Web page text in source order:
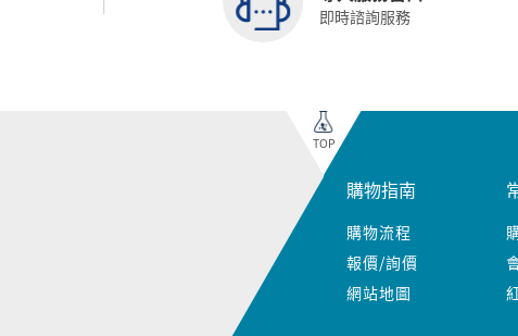
即時諮詢服務
TOP
購物指南
購物流程
報價/詢價
網站地圖